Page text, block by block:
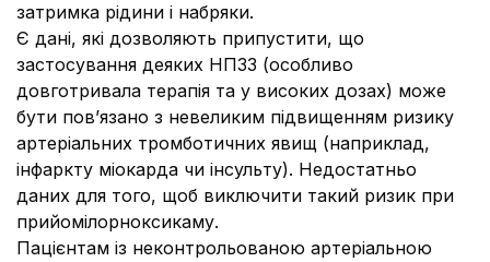
затримка рідини і набряки.
Є дані, які дозволяють припустити, що
застосування деяких НПЗЗ (особливо
довготривала терапія та у високих дозах) може
бути пов’язано з невеликим підвищенням ризику
артеріальних тромботичних явищ (наприклад,
інфаркту міокарда чи інсульту). Недостатньо
даних для того, щоб виключити такий ризик при
прийомілорноксикаму.
Пацієнтам із неконтрольованою артеріальною